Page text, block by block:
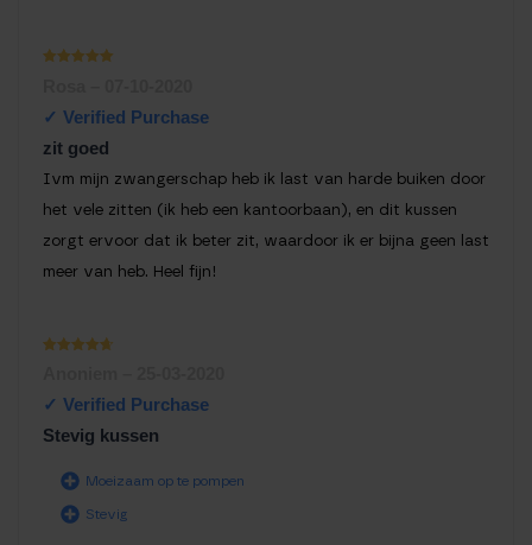
zit goed
Ivm mijn zwangerschap heb ik last van harde buiken door
het vele zitten (ik heb een kantoorbaan), en dit kussen
zorgt ervoor dat ik beter zit, waardoor ik er bijna geen last
meer van heb. Heel fijn!
5
Stevig kussen
Moeizaam op te pompen
Stevig